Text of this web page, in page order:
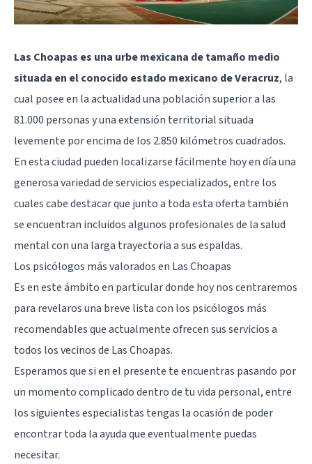
Las Choapas es una urbe mexicana de tamaño medio
situada en el conocido estado mexicano de Veracruz, la
cual posee en la actualidad una población superior a las
81.000 personas y una extensión territorial situada
levemente por encima de los 2.850 kilómetros cuadrados.
En esta ciudad pueden localizarse fácilmente hoy en día una
generosa variedad de servicios especializados, entre los
cuales cabe destacar que junto a toda esta oferta también
se encuentran incluidos algunos profesionales de la salud
mental con una larga trayectoria a sus espaldas.
Los psicólogos más valorados en Las Choapas
Es en este ámbito en particular donde hoy nos centraremos
para revelaros una breve lista con los psicólogos más
recomendables que actualmente ofrecen sus servicios a
todos los vecinos de Las Choapas.
Esperamos que si en el presente te encuentras pasando por
un momento complicado dentro de tu vida personal, entre
los siguientes especialistas tengas la ocasión de poder
encontrar toda la ayuda que eventualmente puedas
necesitar.